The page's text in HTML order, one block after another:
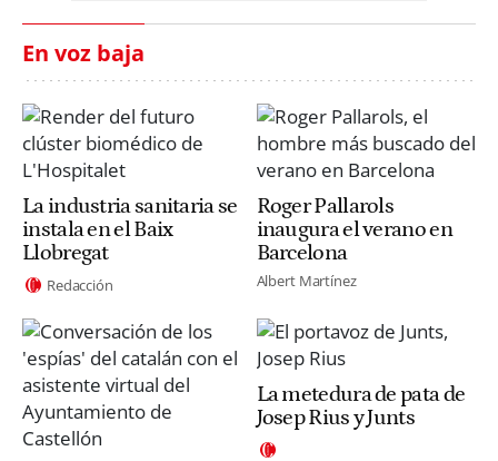
En voz baja
La industria sanitaria se
instala en el Baix
Llobregat
Redacción
Roger Pallarols
inaugura el verano en
Barcelona
Albert Martínez
La metedura de pata de
Josep Rius y Junts